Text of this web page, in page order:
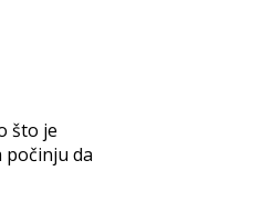
što je
počinju da